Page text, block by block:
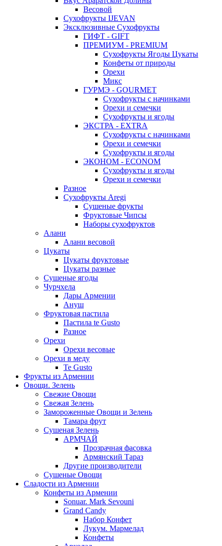
Весовой
Сухофрукты IJEVAN
Эксклюзивные Сухофрукты
ГИФТ - GIFT
ПРЕМИУМ - PREMIUM
Сухофрукты Ягоды Цукаты
Конфеты от природы
Орехи
Микс
ГУРМЭ - GOURMET
Сухофрукты с начинками
Орехи и семечки
Сухофрукты и ягоды
ЭКСТРА - EXTRA
Сухофрукты с начинками
Орехи и семечки
Сухофрукты и ягоды
ЭКОНОМ - ECONOM
Сухофрукты и ягоды
Орехи и семечки
Разное
Сухофрукты Aregi
Сушеные фрукты
Фруктовые Чипсы
Наборы сухофруктов
Алани
Алани весовой
Цукаты
Цукаты фруктовые
Цукаты разные
Сушеные ягоды
Чурчхела
Дары Армении
Ануш
Фруктовая пастила
Пастила te Gusto
Разное
Орехи
Орехи весовые
Орехи в меду
Te Gusto
Фрукты из Армении
Овощи. Зелень
Свежие Овощи
Свежая Зелень
Замороженные Овощи и Зелень
Тамара фрут
Сушеная Зелень
АРМЧАЙ
Прозрачная фасовка
Армянский Тараз
Другие производители
Сушеные Овощи
Сладости из Армении
Конфеты из Армении
Sonuar. Mark Sevouni
Grand Candy
Набор Конфет
Лукум. Мармелад
Конфеты